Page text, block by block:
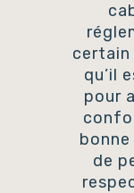
certain
qu’il
pour
de